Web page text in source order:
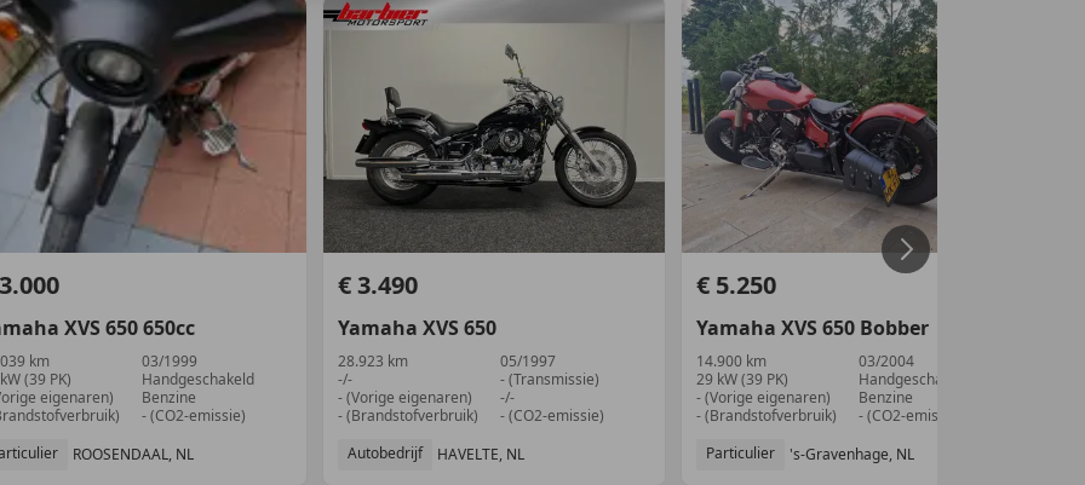
XVS 650650cc
km
03/1999
(39 PK)
Handgeschakeld
eigenaren)
Benzine
- (CO2-emissie)
ROOSENDAAL, NL
€ 3.490
Yamaha XVS 650
28.923 km
05/1997
-/-
- (Transmissie)
- (Vorige eigenaren)
-/-
- (Brandstofverbruik)
- (CO2-emissie)
Autobedrijf
HAVELTE, NL
€ 5.250
Yamaha XVS 650 Bobber
14.900 km
03/2004
29 kW (39 PK)
Handgeschakeld
- (Vorige eigenaren)
Benzine
- (Brandstofverbruik)
- (CO2-emissie)
Particulier
's-Gravenhage, NL